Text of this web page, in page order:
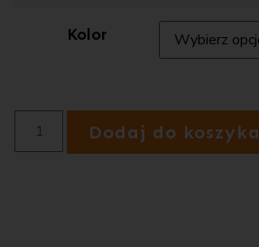
Kolor
Dodaj do koszyka